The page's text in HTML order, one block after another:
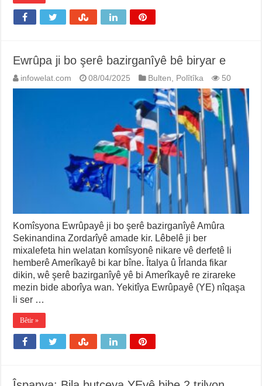
Ewrûpa ji bo şerê bazirganîyê bê biryar e
infowelat.com 08/04/2025 Bulten Polîtîka 50
Komîsyona Ewrûpayê ji bo şerê bazirganîyê Amûra
Sekinandina Zordarîyê amade kir. Lêbelê ji ber
mixalefeta hin welatan komîsyonê nikare vê derfetê li
hemberê Amerîkayê bi kar bîne. Îtalya û Îrlanda fikar
dikin, wê şerê bazirganîyê yê bi Amerîkayê re zirareke
mezin bide aborîya wan. Yekitîya Ewrûpayê (YE) nîqaşa
li ser …
Bêtir »